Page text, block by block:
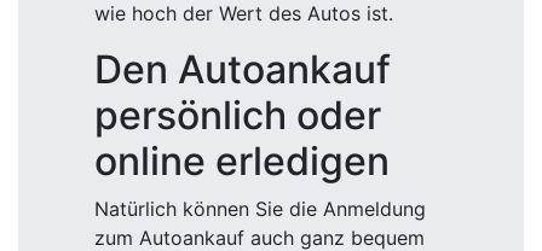
wie hoch der Wert des Autos ist.
Den Autoankauf
persönlich oder
online erledigen
Natürlich können Sie die Anmeldung
zum Autoankauf auch ganz bequem